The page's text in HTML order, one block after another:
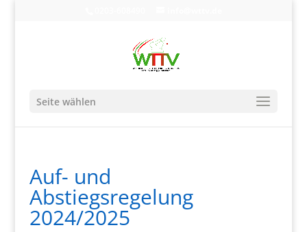
Seite wählen
Auf- und
Abstiegsregelung
2024/2025